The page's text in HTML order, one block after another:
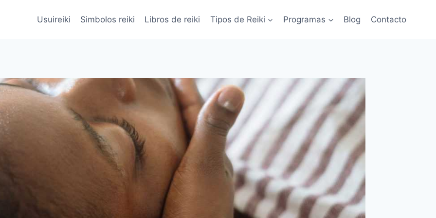
Usuireiki Simbolos reiki Libros de reiki Tipos de Reiki Programas Blog Contacto